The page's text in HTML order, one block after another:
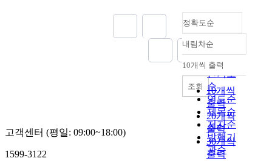
정확도순
정확도
순
인기도
순
연도순
제목순
저자순
발행기
관순
내림차순
내림차순
10개씩 출력
10개씩
출력
20개씩
출력
30개씩
출력
조회
고객센터 (평일: 09:00~18:00)
1599-3122